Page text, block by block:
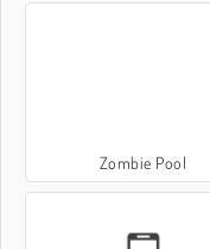
Zombie Pool